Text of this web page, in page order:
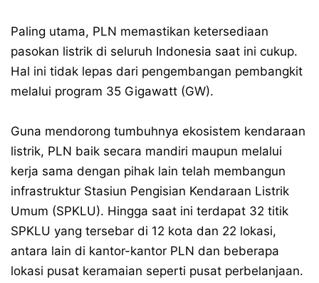
Paling utama, PLN memastikan ketersediaan
pasokan listrik di seluruh Indonesia saat ini cukup.
Hal ini tidak lepas dari pengembangan pembangkit
melalui program 35 Gigawatt (GW).
Guna mendorong tumbuhnya ekosistem kendaraan
listrik, PLN baik secara mandiri maupun melalui
kerja sama dengan pihak lain telah membangun
infrastruktur Stasiun Pengisian Kendaraan Listrik
Umum (SPKLU). Hingga saat ini terdapat 32 titik
SPKLU yang tersebar di 12 kota dan 22 lokasi,
antara lain di kantor-kantor PLN dan beberapa
lokasi pusat keramaian seperti pusat perbelanjaan.